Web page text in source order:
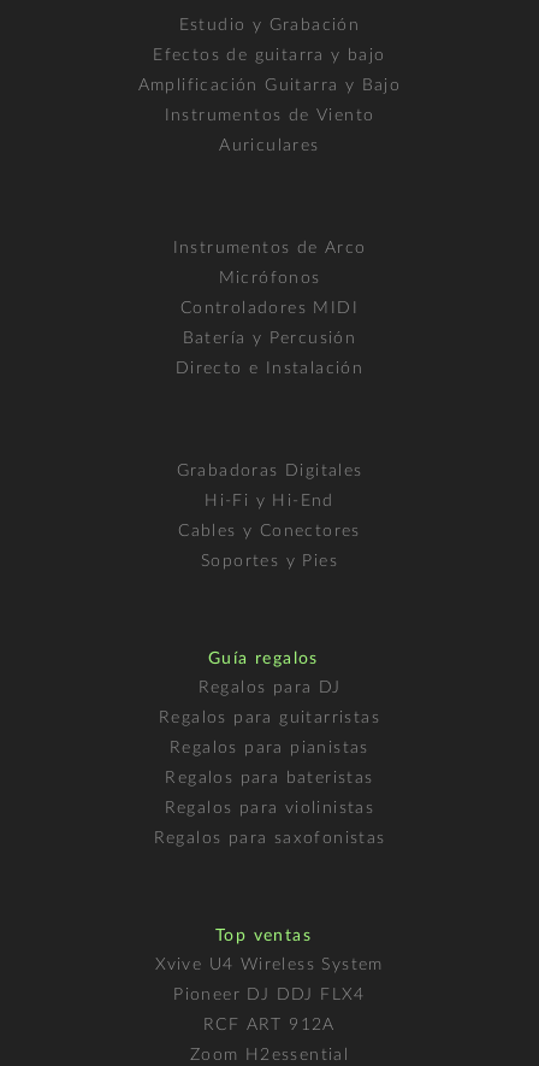
Estudio y Grabación
Efectos de guitarra y bajo
Amplificación Guitarra y Bajo
Instrumentos de Viento
Auriculares
Instrumentos de Arco
Micrófonos
Controladores MIDI
Batería y Percusión
Directo e Instalación
Grabadoras Digitales
Hi-Fi y Hi-End
Cables y Conectores
Soportes y Pies
Guía regalos
Regalos para DJ
Regalos para guitarristas
Regalos para pianistas
Regalos para bateristas
Regalos para violinistas
Regalos para saxofonistas
Top ventas
Xvive U4 Wireless System
Pioneer DJ DDJ FLX4
RCF ART 912A
Zoom H2essential